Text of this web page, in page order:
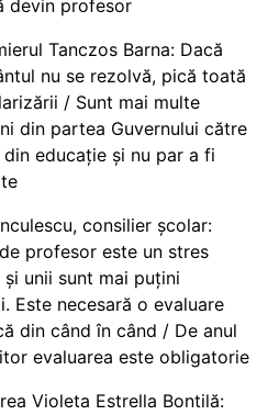
devin profesor
Tanczos Barna: Dacă
nu se rezolvă, pică toată
/ Sunt mai multe
din partea Guvernului către
educație și nu par a fi
consilier școlar:
profesor este un stres
unii sunt mai puțini
Este necesară o evaluare
din când în când / De anul
evaluarea este obligatorie
Violeta Estrella Bontilă: